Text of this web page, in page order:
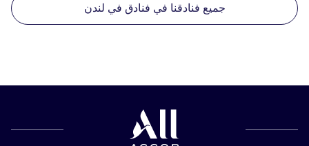
جميع فنادقنا في فنادق في لندن